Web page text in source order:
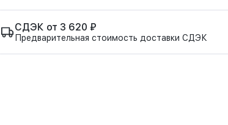
СДЭК от 3 620 ₽
Предварительная стоимость доставки СДЭК